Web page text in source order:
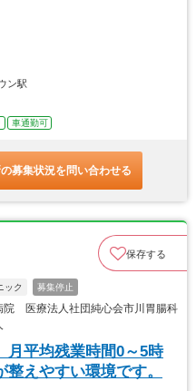
ン駅
車通勤可
募集状況を問い合わせる
保存する
ック 募集停止
医療法人社団純心会市川胃腸科
月平均残業時間0～5時
えやすい環境です。